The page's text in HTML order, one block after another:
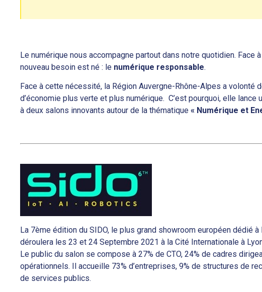
Le numérique nous accompagne partout dans notre quotidien. Face
nouveau besoin est né : le numérique responsable.
Face à cette nécessité, la Région Auvergne-Rhône-Alpes a volonté
d’économie plus verte et plus numérique. C’est pourquoi, elle lance
à deux salons innovants autour de la thématique « Numérique et
La 7ème édition du SIDO, le plus grand showroom européen dédié à
déroulera les 23 et 24 Septembre 2021 à la Cité Internationale à
Le public du salon se compose à 27% de CTO, 24% de cadres
opérationnels. Il accueille 73% d’entreprises, 9% de structures de
de services publics.